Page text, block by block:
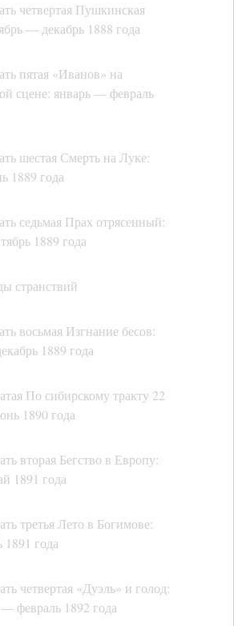
четвертая Пушкинская
— декабрь 1888 года
пятая «Иванов» на
сцене: январь — февраль
шестая Смерть на Луке:
1889 года
седьмая Прах отрясенный:
1889 года
странствий
восьмая Изгнание бесов:
1889 года
По сибирскому тракту 22
1890 года
вторая Бегство в Европу:
1891 года
третья Лето в Богимове:
года
четвертая «Дуэль» и голод:
— февраль 1892 года